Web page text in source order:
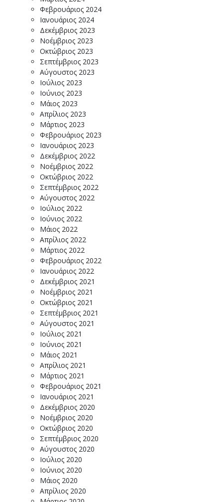
Φεβρουάριος 2024
Ιανουάριος 2024
Δεκέμβριος 2023
Νοέμβριος 2023
Οκτώβριος 2023
Σεπτέμβριος 2023
Αύγουστος 2023
Ιούλιος 2023
Ιούνιος 2023
Μάιος 2023
Απρίλιος 2023
Μάρτιος 2023
Φεβρουάριος 2023
Ιανουάριος 2023
Δεκέμβριος 2022
Νοέμβριος 2022
Οκτώβριος 2022
Σεπτέμβριος 2022
Αύγουστος 2022
Ιούλιος 2022
Ιούνιος 2022
Μάιος 2022
Απρίλιος 2022
Μάρτιος 2022
Φεβρουάριος 2022
Ιανουάριος 2022
Δεκέμβριος 2021
Νοέμβριος 2021
Οκτώβριος 2021
Σεπτέμβριος 2021
Αύγουστος 2021
Ιούλιος 2021
Ιούνιος 2021
Μάιος 2021
Απρίλιος 2021
Μάρτιος 2021
Φεβρουάριος 2021
Ιανουάριος 2021
Δεκέμβριος 2020
Νοέμβριος 2020
Οκτώβριος 2020
Σεπτέμβριος 2020
Αύγουστος 2020
Ιούλιος 2020
Ιούνιος 2020
Μάιος 2020
Απρίλιος 2020